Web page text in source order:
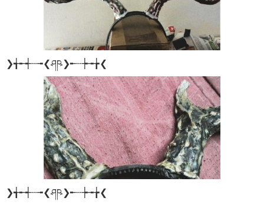
❯╅╾┽┄╼❮ཤཥ❯╾┄┾╼╆❮
❯╅╾┽┄╼❮ཤཥ❯╾┄┾╼╆❮